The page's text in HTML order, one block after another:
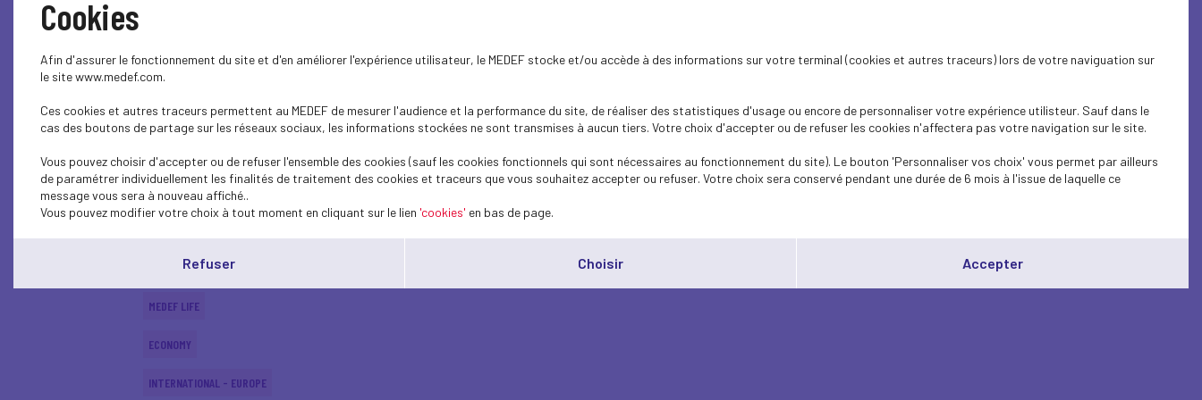
MEDEF LIFE
MEDEF LIFE
MEDEF LIFE
ECONOMY
MEDEF LIFE
ECONOMY
INTERNATIONAL - EUROPE
Cookies
Afin d'assurer le fonctionnement du site et d'en améliorer l'expérience utilisateur, le MEDEF stocke et/ou accède à des informations sur votre terminal (cookies et autres traceurs) lors de votre naviguation sur
le site www.medef.com.
Ces cookies et autres traceurs permettent au MEDEF de mesurer l'audience et la performance du site, de réaliser des statistiques d'usage ou encore de personnaliser votre expérience utilisteur. Sauf dans le
cas des boutons de partage sur les réseaux sociaux, les informations stockées ne sont transmises à aucun tiers. Votre choix d'accepter ou de refuser les cookies n'affectera pas votre navigation sur le site.
Vous pouvez choisir d'accepter ou de refuser l'ensemble des cookies (sauf les cookies fonctionnels qui sont nécessaires au fonctionnement du site). Le bouton 'Personnaliser vos choix' vous permet par ailleurs
de paramétrer individuellement les finalités de traitement des cookies et traceurs que vous souhaitez accepter ou refuser. Votre choix sera conservé pendant une durée de 6 mois à l'issue de laquelle ce
message vous sera à nouveau affiché..
Vous pouvez modifier votre choix à tout moment en cliquant sur le lien 'cookies' en bas de page.
Refuser Choisir Accepter